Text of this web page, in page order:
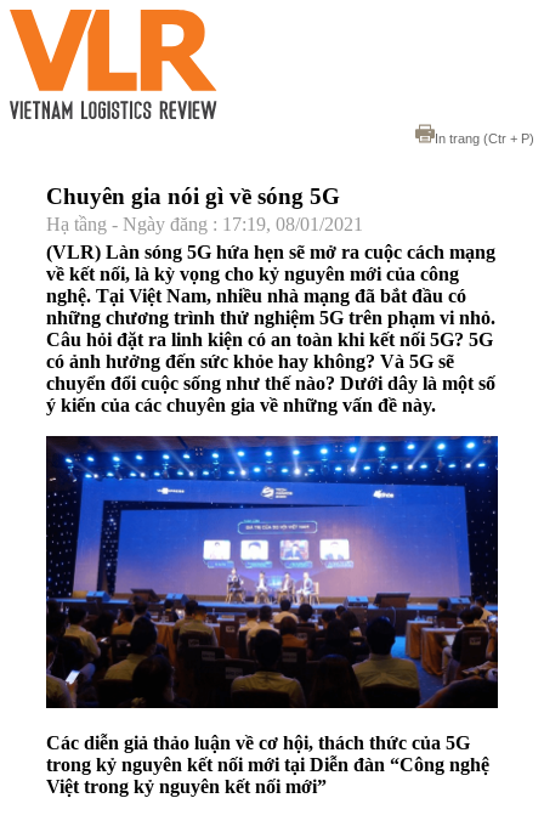
In trang (Ctr + P)
Chuyên gia nói gì về sóng 5G
Hạ tầng - Ngày đăng : 17:19, 08/01/2021
(VLR) Làn sóng 5G hứa hẹn sẽ mở ra cuộc cách mạng
về kết nối, là kỳ vọng cho kỷ nguyên mới của công
nghệ. Tại Việt Nam, nhiều nhà mạng đã bắt đầu có
những chương trình thử nghiệm 5G trên phạm vi nhỏ.
Câu hỏi đặt ra linh kiện có an toàn khi kết nối 5G? 5G
có ảnh hưởng đến sức khỏe hay không? Và 5G sẽ
chuyển đổi cuộc sống như thế nào? Dưới dây là một số
ý kiến của các chuyên gia về những vấn đề này.
Các diễn giả thảo luận về cơ hội, thách thức của 5G
trong kỷ nguyên kết nối mới tại Diễn đàn “Công nghệ
Việt trong kỷ nguyên kết nối mới”